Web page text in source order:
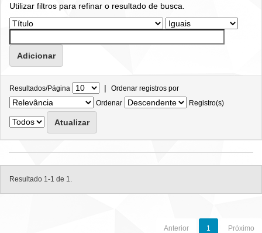
Utilizar filtros para refinar o resultado de busca.
Resultados/Página | Ordenar registros por
Ordenar
Registro(s)
Resultado 1-1 de 1.
Anterior 1 Próximo